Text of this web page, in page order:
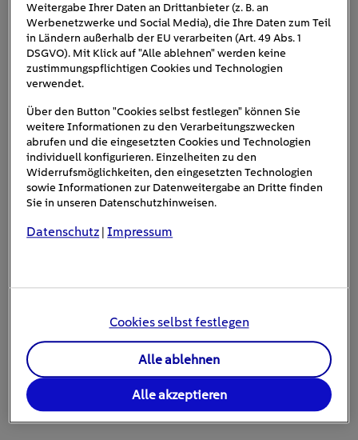
günstigeren E-Autosgehört. Gleichwohl erhalten Sie den
Leaf mit einerhochwertigen Ausstattung, die allerlei
Assistenten und Multimedia-Systeme beinhaltet. Vor
allem die Batterietechnik wurde stetig weiterentwickelt.
Besaß die erste Version noch eine Kapazität von 24 kWh,
liegt das aktuelle Modell bei 40 kWh. DerLeaf e+
sogar mit 62 kWh angeboten. Dadurch kommen die
Fahrzeuge auf eine Reichweite von 270 bzw. 385
Kilometer(nach WLTP). Das ist zwarfür den Alltag
völlig ausreichend, doch der Kia Niro schafft bereits
Kilometer.
Weitergabe Ihrer Daten an Drittanbieter (z. B. an
Werbenetzwerke und Social Media), die Ihre Daten zum Teil
in Ländern außerhalb der EU verarbeiten (Art. 49 Abs. 1
DSGVO). Mit Klick auf "Alle ablehnen" werden keine
zustimmungspflichtigen Cookies und Technologien
verwendet.
Über den Button "Cookies selbst festlegen" können Sie
weitere Informationen zu den Verarbeitungszwecken
abrufen und die eingesetzten Cookies und Technologien
individuell konfigurieren. Einzelheiten zu den
Widerrufsmöglichkeiten, den eingesetzten Technologien
sowie Informationen zur Datenweitergabe an Dritte finden
Sie in unseren Datenschutzhinweisen.
Datenschutz |Impressum
Cookies selbst festlegen
Alle ablehnen
Alle akzeptieren